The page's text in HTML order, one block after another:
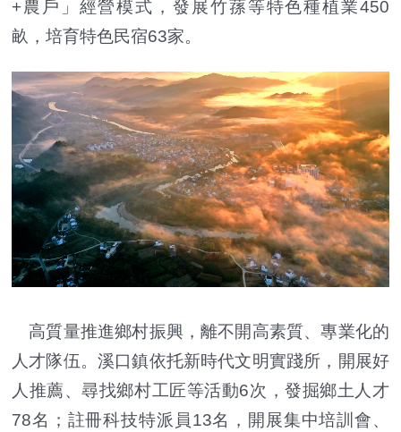
+農戶」經營模式，發展竹蓀等特色種植業450
畝，培育特色民宿63家。
高質量推進鄉村振興，離不開高素質、專業化的
人才隊伍。溪口鎮依托新時代文明實踐所，開展好
人推薦、尋找鄉村工匠等活動6次，發掘鄉土人才
78名；註冊科技特派員13名，開展集中培訓會、